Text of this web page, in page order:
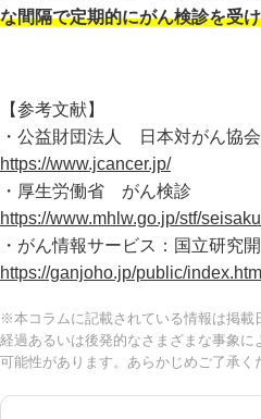
な間隔で定期的にがん検診を受
【参考文献】
・公益財団法人 日本対がん協会
https://www.jcancer.jp/
・厚生労働省 がん検診
https://www.mhlw.go.jp/stf/
・がん情報サービス：国立研究
https://ganjoho.jp/public/index.html
※本コラムに記載されている情報は掲載
経過あるいは後発的なさまざまな事象
可能性があります。あらかじめご了承く